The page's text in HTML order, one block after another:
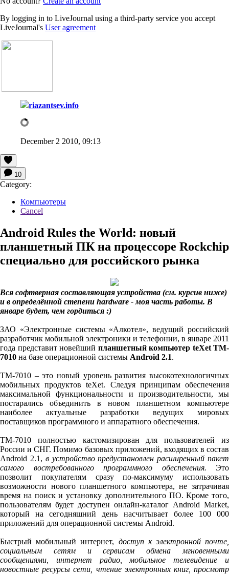
By logging in to LiveJournal using a third-party service you accept
LiveJournal's User agreement
riazantsev.info
December 2 2010, 09:13
10
Category:
Компьютеры
Cancel
Android Rules the World: новый
планшетный ПК на процессоре Rockchip
специально для российского рынка
Вся софтверная составляющая устройства (см. курсив ниже)
и в определённой степени hardware - моя часть работы. В
январе будет, чем гордиться :)
ЗАО «Электронные системы «Алкотел», ведущий российский
разработчик мобильной электроники и телефонии, в январе 2011
года представит новейший планшетный компьютер teXet TM-
7010 на базе операционной системы Android 2.1.
TM-7010 – это новый уровень развития высокотехнологичных
мобильных продуктов teXet. Следуя принципам обеспечения
максимальной функциональности и производительности, мы
постарались объединить в новом планшетном компьютере
наиболее актуальные разработки ведущих мировых
поставщиков программного и аппаратного обеспечения.
TM-7010 полностью кастомизирован для пользователей из
России и СНГ. Помимо базовых приложений, входящих в состав
Android 2.1, в устройство предустановлен расширенный пакет
самого востребованного программного обеспечения. Это
позволит покупателям сразу по-максимуму использовать
возможности нового планшетного компьютера, не затрачивая
время на поиск и установку дополнительного ПО. Кроме того,
пользователям будет доступен онлайн-каталог Android Market,
который на сегодняшний день насчитывает более 100 000
приложений для операционной системы Android.
Быстрый мобильный интернет, доступ к электронной почте,
социальным сетям и сервисам обмена мгновенными
сообщениями, интернет радио, мобильное телевидение и
новостные ресурсы сети, чтение электронных книг, просмотр